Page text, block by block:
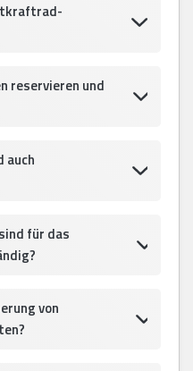
reservieren und
auch
für das
von